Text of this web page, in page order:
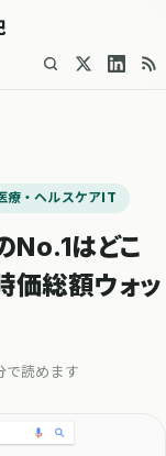
療・ヘルスケアIT
No.1はどこ
価総額ウォッ
で読めます